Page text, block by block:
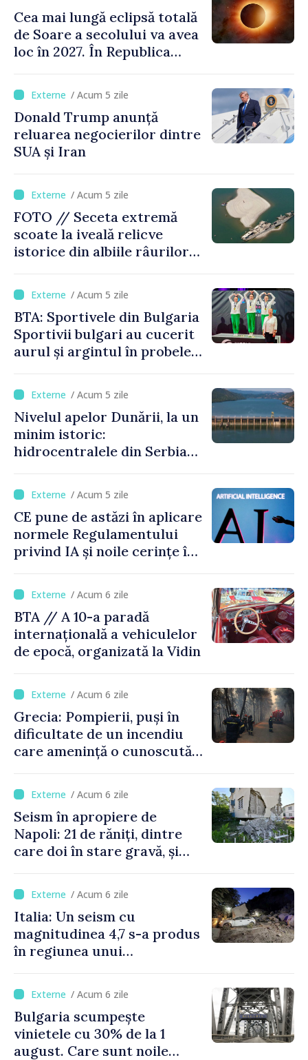
Cea mai lungă eclipsă totală
de Soare a secolului va avea
loc în 2027. În Republica
acoperit în proporție de
până la 44%/ Acum 5 zile
Donald Trump anunță
reluarea negocierilor dintre
SUA și Iran
/ Acum 5 zile
FOTO // Seceta extremă
scoate la iveală relicve
istorice din albiile râurilor
/ Acum 5 zile
BTA: Sportivele din Bulgaria
Sportivii bulgari au cucerit
aurul și argintul în probele
de gimnastică aerobică de la
Oradea
/ Acum 5 zile
Nivelul apelor Dunării, la un
minim istoric:
hidrocentralele din Serbia
capacitate
/ Acum 5 zile
CE pune de astăzi în aplicare
normele Regulamentului
privind IA și noile cerințe în
/ Acum 6 zile
BTA // A 10-a paradă
internațională a vehiculelor
de epocă, organizată la Vidin
/ Acum 6 zile
Grecia: Pompierii, puși în
dificultate de un incendiu
care amenință o cunoscută
/ Acum 6 zile
Seism în apropiere de
Napoli: 21 de răniți, dintre
care doi în stare gravă, și
/ Acum 6 zile
Italia: Un seism cu
magnitudinea 4,7 s-a produs
în regiunea unui
de Napoli
/ Acum 6 zile
Bulgaria scumpește
vinietele cu 30% de la 1
august. Care sunt noile